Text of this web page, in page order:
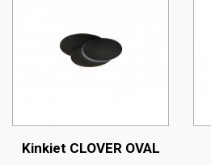
Kinkiet CLOVER OVAL